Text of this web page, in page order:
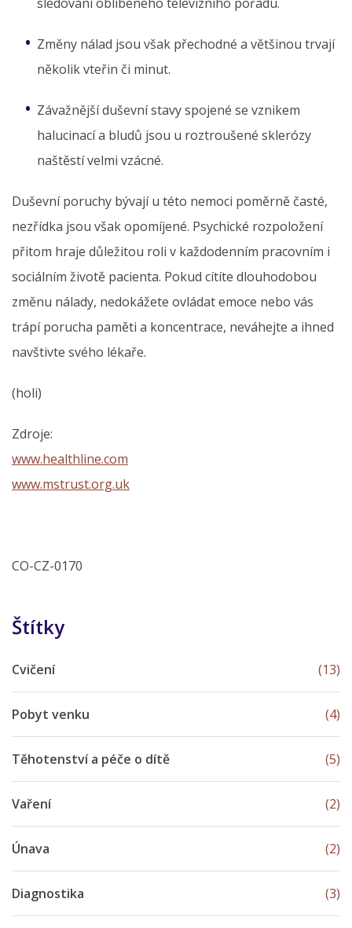
Změny nálad jsou však přechodné a většinou trvají
několik vteřin či minut.
Závažnější duševní stavy spojené se vznikem
halucinací a bludů jsou u roztroušené sklerózy
naštěstí velmi vzácné.
Duševní poruchy bývají u této nemoci poměrně časté,
nezřídka jsou však opomíjené. Psychické rozpoložení
přitom hraje důležitou roli v každodenním pracovním i
sociálním životě pacienta. Pokud cítíte dlouhodobou
změnu nálady, nedokážete ovládat emoce nebo vás
trápí porucha paměti a koncentrace, neváhejte a ihned
navštivte svého lékaře.
(holi)
Zdroje:
www.healthline.com
www.mstrust.org.uk
CO-CZ-0170
Štítky
Cvičení (13)
Pobyt venku (4)
Těhotenství a péče o dítě (5)
Vaření (2)
Únava (2)
Diagnostika (3)